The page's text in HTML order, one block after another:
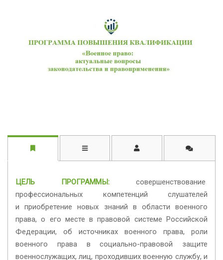
ЦЕЛЬ ПРОГРАММЫ: совершенствование
профессиональных компетенций слушателей
и приобретение новых знаний в области военного
права, о его месте в правовой системе Российской
Федерации, об источниках военного права, роли
военного права в социально-правовой защите
военнослужащих, лиц, проходивших военную службу, и